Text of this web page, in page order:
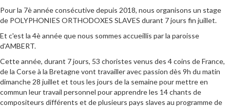
Pour la 7è année consécutive depuis 2018, nous organisons un stage
de POLYPHONIES ORTHODOXES SLAVES durant 7 jours fin juillet.
Et c'est la 4è année que nous sommes accueillis par la paroisse
d'AMBERT.
Cette année, durant 7 jours, 53 choristes venus des 4 coins de France,
de la Corse à la Bretagne vont travailler avec passion dès 9h du matin
dimanche 28 juillet et tous les jours de la semaine pour mettre en
commun leur travail personnel pour apprendre les 14 chants de
compositeurs différents et de plusieurs pays slaves au programme de